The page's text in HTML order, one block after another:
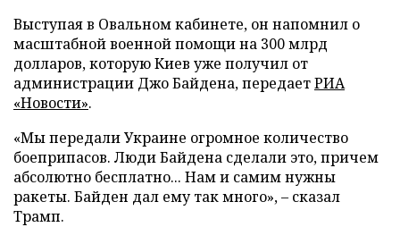
Выступая в Овальном кабинете, он напомнил о
масштабной военной помощи на 300 млрд
долларов, которую Киев уже получил от
администрации Джо Байдена, передаетРИА
«Новости».
«Мы передали Украине огромное количество
боеприпасов. Люди Байдена сделали это, причем
абсолютно бесплатно... Нам и самим нужны
ракеты. Байден дал ему так много», – сказал
Трамп.